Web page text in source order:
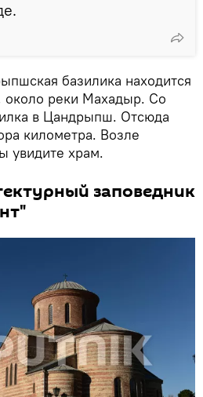
базилика находится
реки Махадыр. Со
в Цандрыпш. Отсюда
километра. Возле
увидите храм.
заповедник